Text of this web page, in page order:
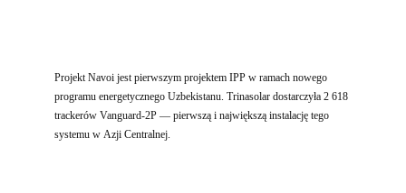
Projekt Navoi jest pierwszym projektem IPP w ramach nowego
programu energetycznego Uzbekistanu. Trinasolar dostarczyła 2 618
trackerów Vanguard-2P — pierwszą i największą instalację tego
systemu w Azji Centralnej.